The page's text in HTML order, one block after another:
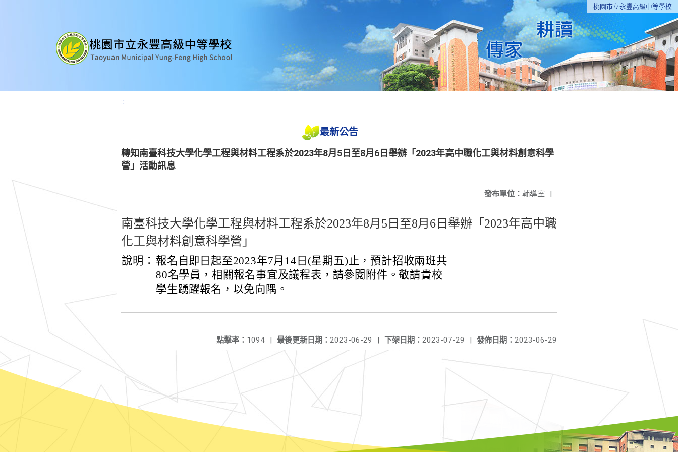
桃園市立永豐高級中等學校
:::
最新公告
轉知南臺科技大學化學工程與材料工程系於2023年8月5日至8月6日舉辦「2023年高中職化工與材料創意科學
營」活動訊息
發布單位： 輔導室 |
南臺科技大學化學工程與材料工程系於2023年8月5日至8月6日舉辦「2023年高中職
化工與材料創意科學營」
說明： 報名自即日起至2023年7月14日(星期五)止，預計招收兩班共
80名學員，相關報名事宜及議程表，請參閱附件。敬請貴校
學生踴躍報名，以免向隅。
發佈日期： 2023-06-29
下架日期： 2023-07-29 |
最後更新日期： 2023-06-29 |
點擊率： 1094 |